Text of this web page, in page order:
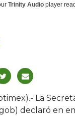
Trinity Audio player
La
declaró en